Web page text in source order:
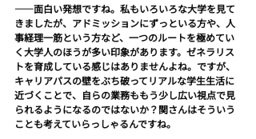
――面白い発想ですね。私もいろいろな大学を見て
きましたが、アドミッションにずっといる方や、人
事経理一筋という方など、一つのルートを極めてい
く大学人のほうが多い印象があります。ゼネラリス
トを育成している感じはありませんよね。ですが、
キャリアパスの壁をぶち破ってリアルな学生生活に
近づくことで、自らの業務ももう少し広い視点で見
られるようになるのではないか？関さんはそういう
ことも考えていらっしゃるんですね。